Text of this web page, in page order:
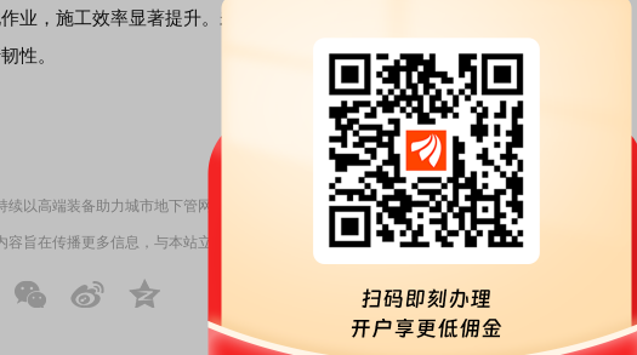
业，施工效率显著提升。未来，公司将持续以高端装备助力城市
性。
责任编辑：3
续以高端装备助力城市地下管网提质升级，筑牢城市运行韧性
容旨在传播更多信息，与本站立场无关，不构成投资建议。据此操作，风险自担。